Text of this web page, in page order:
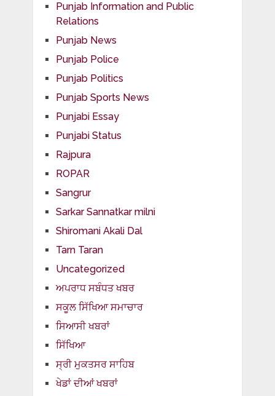
Punjab Information and Public
Relations
Punjab News
Punjab Police
Punjab Politics
Punjab Sports News
Punjabi Essay
Punjabi Status
Rajpura
ROPAR
Sangrur
Sarkar Sannatkar milni
Shiromani Akali Dal
Tarn Taran
Uncategorized
ਅਪਰਾਧ ਸਬੰਧਤ ਖਬਰ
ਸਕੂਲ ਸਿੱਖਿਆ ਸਮਾਚਾਰ
ਸਿਆਸੀ ਖਬਰਾਂ
ਸਿੱਖਿਆ
ਸ੍ਰੀ ਮੁਕਤਸਰ ਸਾਹਿਬ
ਖੇਡਾਂ ਦੀਆਂ ਖਬਰਾਂ